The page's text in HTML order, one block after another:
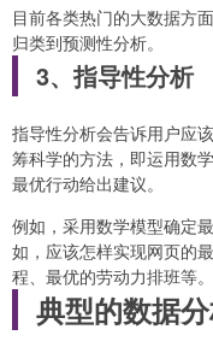
目前各类热门的大数据方
归类到预测性分析。
3、指导性分析
指导性分析会告诉用户应
筹科学的方法，即运用数
最优行动给出建议。
例如，采用数学模型确定
如，应该怎样实现网页的
程、最优的劳动力排班等。
典型的数据